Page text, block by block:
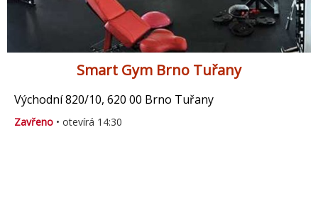
Smart Gym Brno Tuřany
Východní 820/10, 620 00 Brno Tuřany
Zavřeno • otevírá 14:30